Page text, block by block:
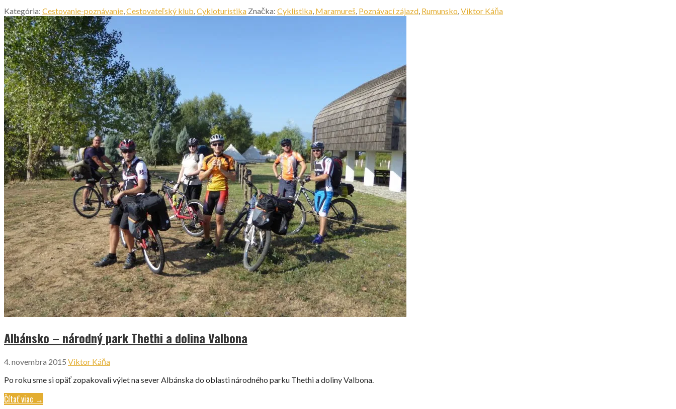
Kategória: Cestovanie-poznávanie Cestovateľský klub Cykloturistika Značka: Cyklistika Maramureš Poznávací zájazd Rumunsko Viktor Káňa
Albánsko – národný park Thethi a dolina Valbona
4. novembra 2015 Viktor Káňa
Po roku sme si opäť zopakovali výlet na sever Albánska do oblasti národného parku Thethi a doliny Valbona.
Čítať viac →